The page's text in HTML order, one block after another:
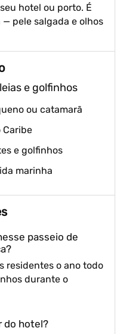
hotel ou porto. É
pele salgada e olhos
e golfinhos
ou catamarã
Caribe
e golfinhos
marinha
passeio de
residentes o ano todo
durante o
do hotel?